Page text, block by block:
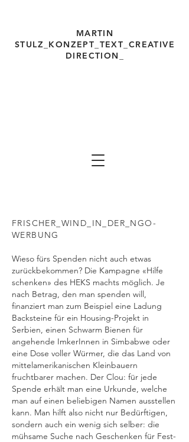
MARTIN
STULZ_KONZEPT_TEXT_ CREATIVE
DIRECTION_
FRISCHER_WIND_IN_DER_NGO-
WERBUNG
Wieso fürs Spenden nicht auch etwas
zurückbekommen? Die Kampagne «Hilfe
schenken» des HEKS machts möglich. Je
nach Betrag, den man spenden will,
finanziert man zum Beispiel eine Ladung
Backsteine für ein Housing-Projekt in
Serbien, einen Schwarm Bienen für
angehende ImkerInnen in Simbabwe oder
eine Dose voller Würmer, die das Land von
mittelamerikanischen Kleinbauern
fruchtbarer machen. Der Clou: für jede
Spende erhält man eine Urkunde, welche
man auf einen beliebigen Namen ausstellen
kann. Man hilft also nicht nur Bedürftigen,
sondern auch ein wenig sich selber: die
mühsame Suche nach Geschenken für Fest-